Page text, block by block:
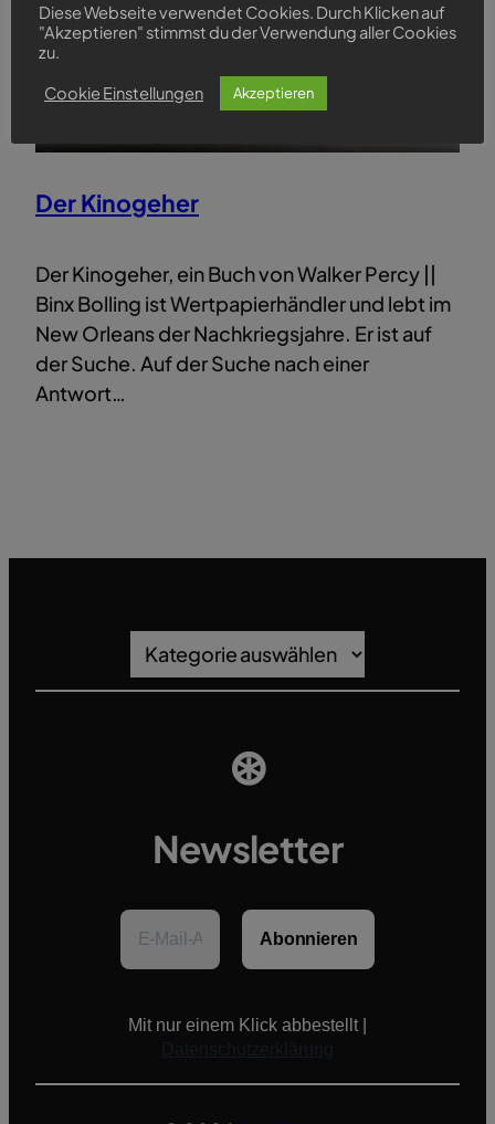
Der Kinogeher
Der Kinogeher, ein Buch von Walker Percy ||
Binx Bolling ist Wertpapierhändler und lebt im
New Orleans der Nachkriegsjahre. Er ist auf
der Suche. Auf der Suche nach einer
Antwort…
⊛
Newsletter
Mit nur einem Klick abbestellt |
Diese Webseite verwendet Cookies. Durch Klicken auf
"Akzeptieren" stimmst du der Verwendung aller Cookies
zu.
Cookie Einstellungen Akzeptieren